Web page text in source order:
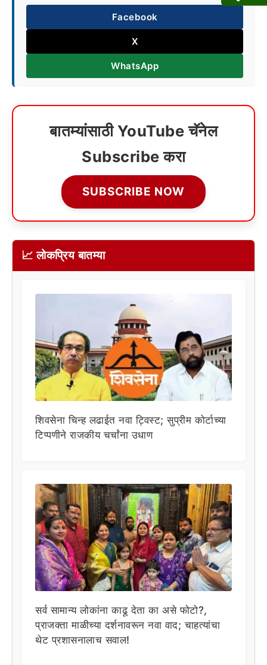
Facebook
X
WhatsApp
बातम्यांसाठी YouTube चॅनेल
Subscribe करा
SUBSCRIBE NOW
📈 लोकप्रिय बातम्या
शिवसेना चिन्ह लढाईत नवा ट्विस्ट; सुप्रीम कोर्टाच्या
टिप्पणीने राजकीय चर्चांना उधाण
सर्व सामान्य लोकांना काढू देता का असे फोटो?,
प्राजक्ता माळीच्या दर्शनावरून नवा वाद; चाहत्यांचा
थेट प्रशासनालाच सवाल!